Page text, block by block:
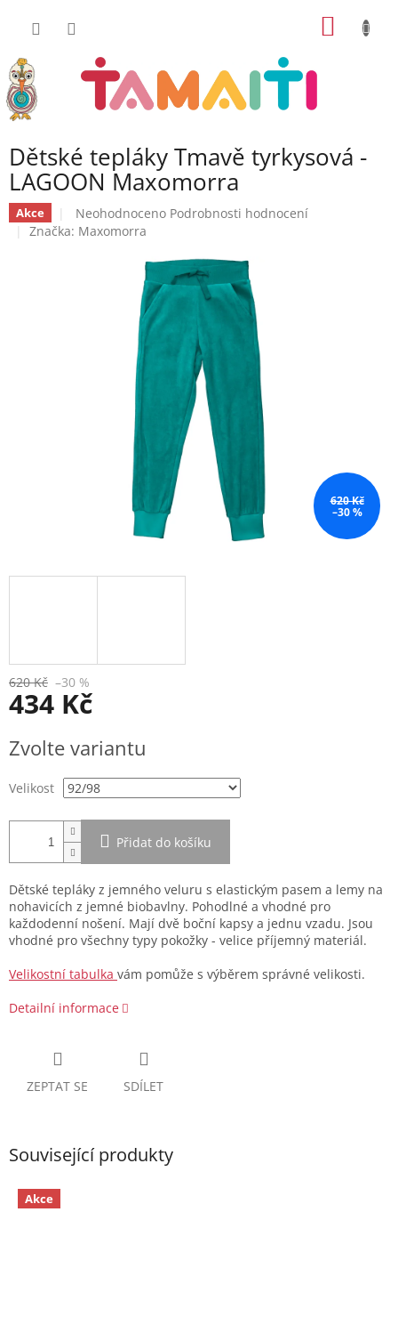
Dětské tepláky Tmavě tyrkysová -
LAGOON Maxomorra
Akce
Průměrné
hodnocení
Neohodnoceno Podrobnosti hodnocení
Značka: Maxomorra
620 Kč
–30 %
620 Kč –30 %
434 Kč
cena:
Zvolte variantu
Velikost
Přidat do košíku
Dětské tepláky z jemného veluru s elastickým pasem a lemy na
nohavicích z jemné biobavlny. Pohodlné a vhodné pro
každodenní nošení. Mají dvě boční kapsy a jednu vzadu. Jsou
vhodné pro všechny typy pokožky - velice příjemný materiál.
Velikostní tabulka vám pomůže s výběrem správné velikosti.
Detailní informace
ZEPTAT SE SDÍLET
Související produkty
Akce